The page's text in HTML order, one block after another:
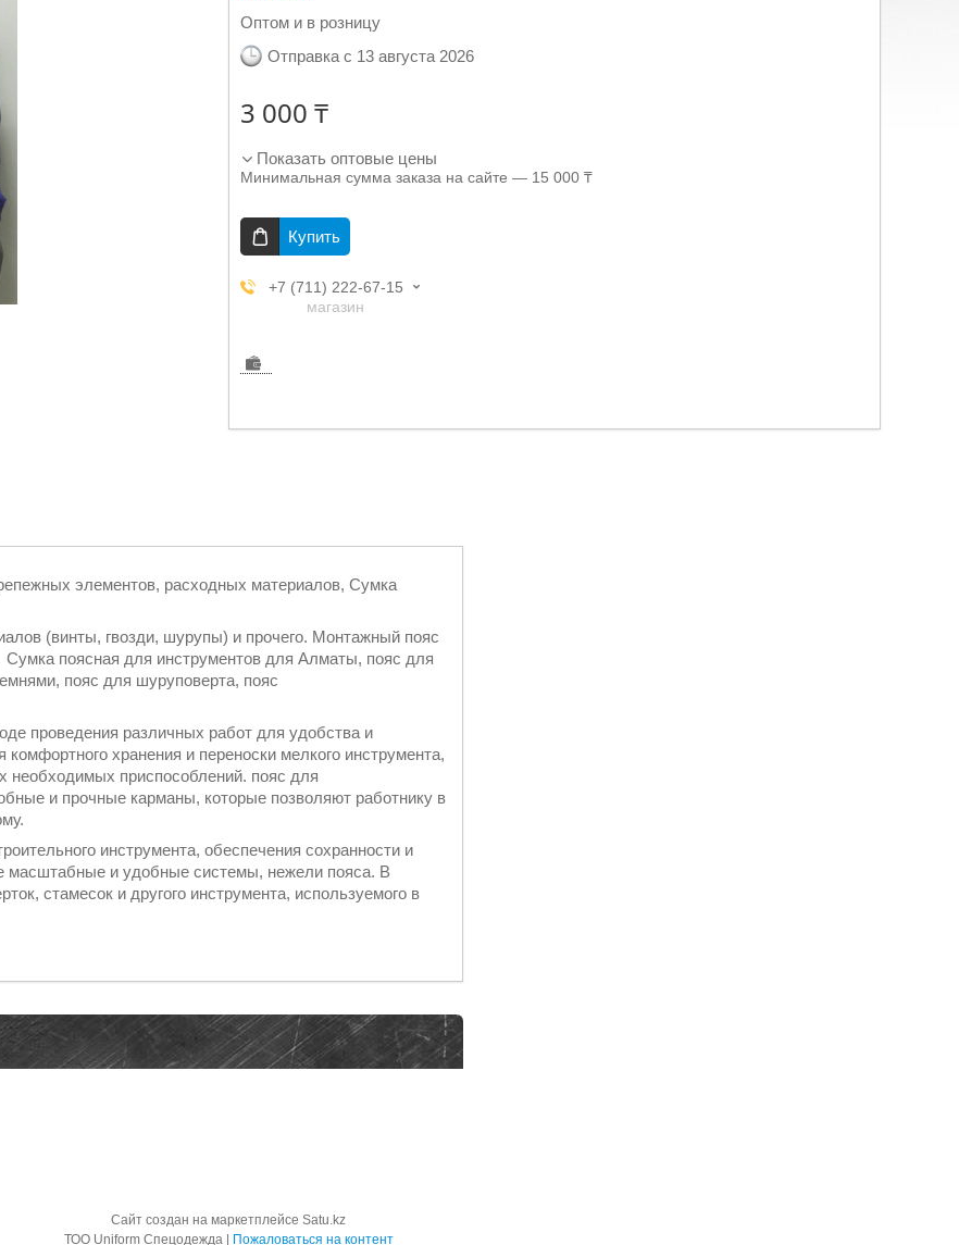
Оптом и в розницу
Отправка с 13 августа 2026
3 000 ₸
Показать оптовые цены
Минимальная сумма заказа на сайте — 15 000 ₸
Купить
+7 (711) 222-67-15
магазин
элементов, расходных материалов, Сумка
(винты, гвозди, шурупы) и прочего. Монтажный пояс
поясная для инструментов для Алматы, пояс для
пояс для шуруповерта, пояс
проведения различных работ для удобства и
хранения и переноски мелкого инструмента,
необходимых приспособлений. пояс для
и прочные карманы, которые позволяют работнику в
инструмента, обеспечения сохранности и
масштабные и удобные системы, нежели пояса. В
стамесок и другого инструмента, используемого в
Сайт создан на маркетплейсе Satu.kz
Пожаловаться на контент